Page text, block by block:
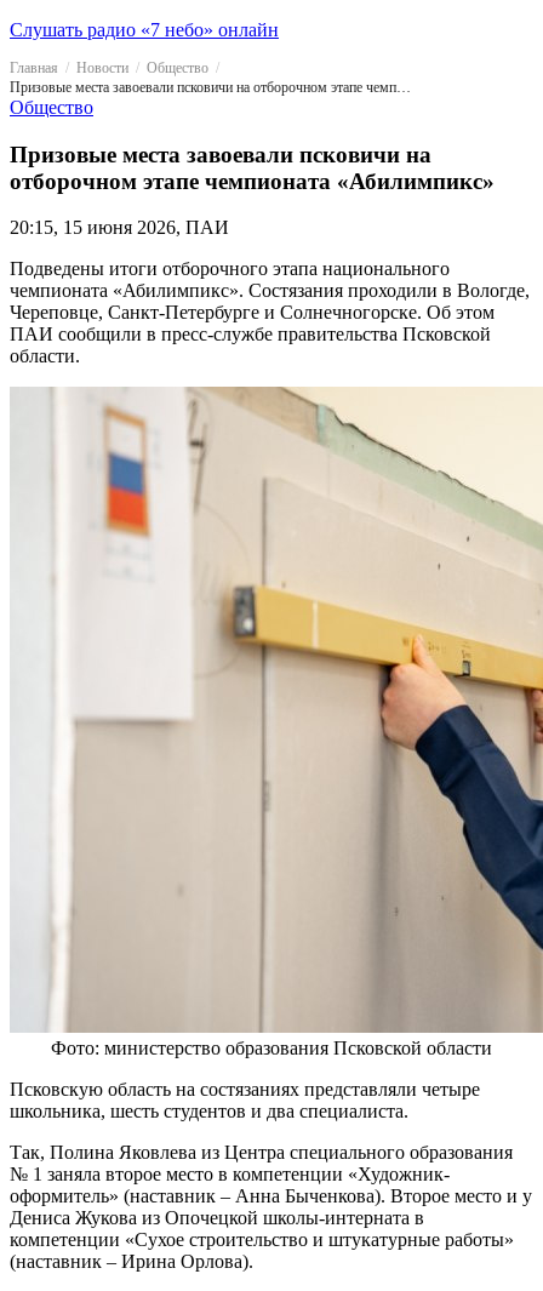
Слушать радио «7 небо» онлайн
Главная Новости
Общество
Призовые места завоевали псковичи на отборочном этапе чемпионата «Абилимпикс»
Общество
Призовые места завоевали псковичи на
отборочном этапе чемпионата «Абилимпикс»
20:15, 15 июня 2026, ПАИ
Подведены итоги отборочного этапа национального
чемпионата «Абилимпикс». Состязания проходили в Вологде,
Череповце, Санкт-Петербурге и Солнечногорске. Об этом
ПАИ сообщили в пресс-службе правительства Псковской
области.
Фото: министерство образования Псковской области
Псковскую область на состязаниях представляли четыре
школьника, шесть студентов и два специалиста.
Так, Полина Яковлева из Центра специального образования
№ 1 заняла второе место в компетенции «Художник-
оформитель» (наставник – Анна Быченкова). Второе место и у
Дениса Жукова из Опочецкой школы-интерната в
компетенции «Сухое строительство и штукатурные работы»
(наставник – Ирина Орлова).